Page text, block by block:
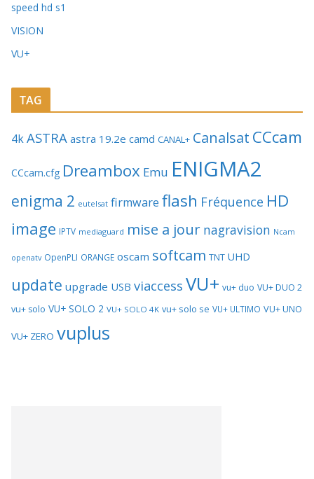
speed hd s1
VISION
VU+
TAG
4kASTRA astra 19.2e camd CANAL+ Canalsat CCcam
CCcam.cfg Dreambox Emu ENIGMA2
enigma 2 eutelsat firmware flash Fréquence HD
image IPTV mediaguard mise a jour nagravision Ncam
openatv OpenPLI ORANGE oscam softcam TNT UHD
update upgrade USB viaccess VU+ vu+ duo VU+ DUO 2
vu+ solo VU+ SOLO 2 VU+ SOLO 4K vu+ solo se VU+ ULTIMO VU+ UNO
VU+ ZERO vuplus